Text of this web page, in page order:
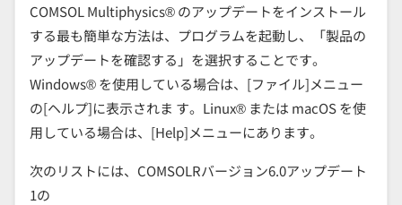
COMSOL Multiphysics® のアップデートをインストール
する最も簡単な方法は、プログラムを起動し、「製品の
アップデートを確認する」を選択することです。
Windows® を使用している場合は、[ファイル]メニュー
の[ヘルプ]に表示されま す。Linux® または macOS を使
用している場合は、[Help]メニューにあります。
次のリストには、COMSOLRバージョン6.0アップデート
1の